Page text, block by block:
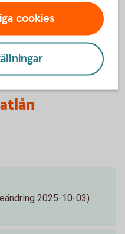
2025-10-03)
cookies